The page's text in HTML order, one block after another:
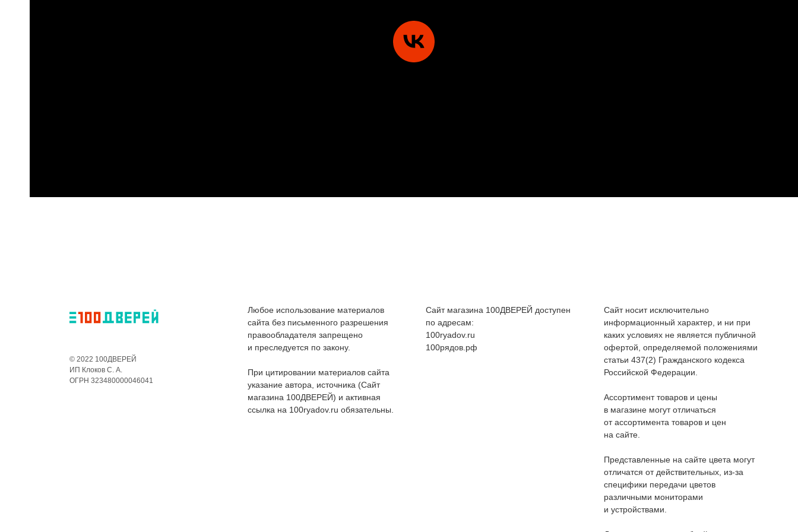
© 2022 100ДВЕРЕЙ
ИП Клоков С. А.
ОГРН 323480000046041
Любое использование материалов
сайта без письменного разрешения
правообладателя запрещено
и преследуется по закону.
При цитировании материалов сайта
указание автора, источника (Сайт
магазина 100ДВЕРЕЙ) и активная
ссылка на 100ryadov.ru обязательны.
Сайт магазина 100ДВЕРЕЙ доступен
по адресам:
100ryadov.ru
100рядов.рф
Сайт носит исключительно
информационный характер, и ни при
каких условиях не является публичной
офертой, определяемой положениями
статьи 437(2) Гражданского кодекса
Российской Федерации.
Ассортимент товаров и цены
в магазине могут отличаться
от ассортимента товаров и цен
на сайте.
Представленные на сайте цвета могут
отличатся от действительных, из-за
специфики передачи цветов
различными мониторами
и устройствами.